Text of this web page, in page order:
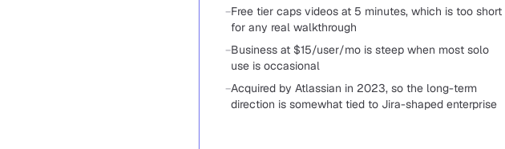
−Free tier caps videos at 5 minutes, which is too short
for any real walkthrough
−Business at $15/user/mo is steep when most solo
use is occasional
−Acquired by Atlassian in 2023, so the long-term
direction is somewhat tied to Jira-shaped enterprise